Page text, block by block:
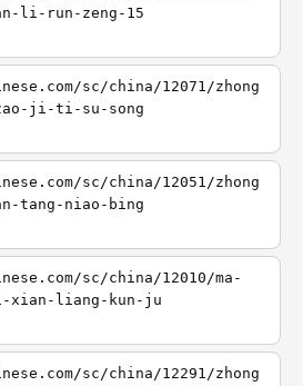
li-run-zeng-15
sc/china/12071/zhong
ji-ti-su-song
sc/china/12051/zhong
tang-niao-bing
sc/china/12010/ma-
liang-kun-ju
sc/china/12291/zhong